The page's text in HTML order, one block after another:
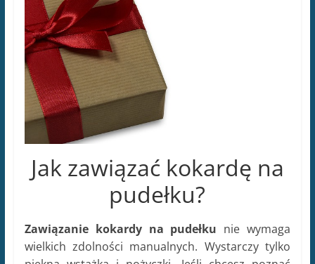
Jak zawiązać kokardę na
pudełku?
Zawiązanie kokardy na pudełku nie wymaga
wielkich zdolności manualnych. Wystarczy tylko